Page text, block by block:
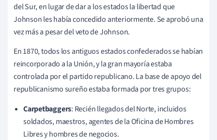
del Sur, en lugar de dar a los estados la libertad que
Johnson les había concedido anteriormente. Se aprobó una
vez más a pesar del veto de Johnson.
En 1870, todos los antiguos estados confederados se habían
reincorporado a la Unión, y la gran mayoría estaba
controlada por el partido republicano. La base de apoyo del
republicanismo sureño estaba formada por tres grupos:
Carpetbaggers: Recién llegados del Norte, incluidos
soldados, maestros, agentes de la Oficina de Hombres
Libres y hombres de negocios.